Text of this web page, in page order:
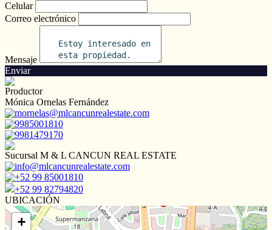
Celular
Correo electrónico
Mensaje
Enviar
Productor
Mónica Ornelas Fernández
mornelas@mlcancunrealestate.com
9985001810
9981479170
Sucursal M & L CANCUN REAL ESTATE
info@mlcancunrealestate.com
+52 99 85001810
+52 99 82794820
UBICACIÓN
+